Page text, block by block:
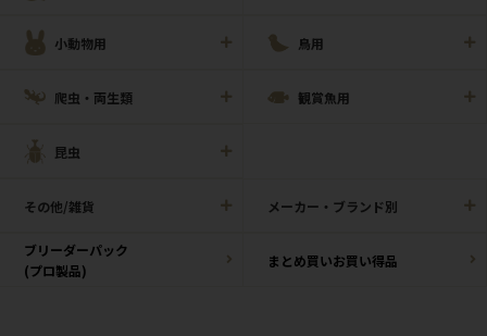
小動物用 鳥用
爬虫・両生類 観賞魚用
昆虫
その他/雑貨 メーカー・ブランド別
ブリーダーパック
(プロ製品)
まとめ買いお買い得品